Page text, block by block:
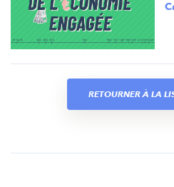
RETOURNER À LA